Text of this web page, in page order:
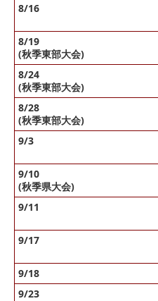
8/16
8/19
(秋季東部大会)
8/24
(秋季東部大会)
8/28
(秋季東部大会)
9/3
9/10
(秋季県大会)
9/11
9/17
9/18
9/23